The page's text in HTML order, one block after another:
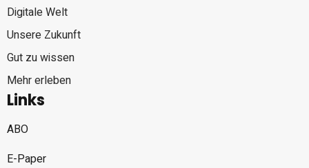
Digitale Welt
Unsere Zukunft
Gut zu wissen
Mehr erleben
Links
ABO
E-Paper